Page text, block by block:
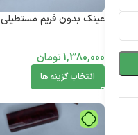
عینک بدون فریم مستطیلی 0720
1,380,000تومان
انتخاب گزینه ها